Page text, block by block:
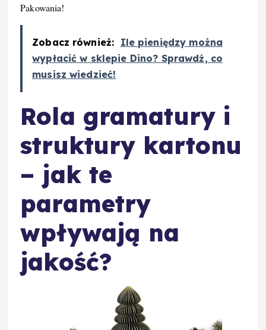
Pakowania!
Zobacz również: Ile pieniędzy można
wypłacić w sklepie Dino? Sprawdź, co
musisz wiedzieć!
Rola gramatury i
struktury kartonu
– jak te
parametry
wpływają na
jakość?